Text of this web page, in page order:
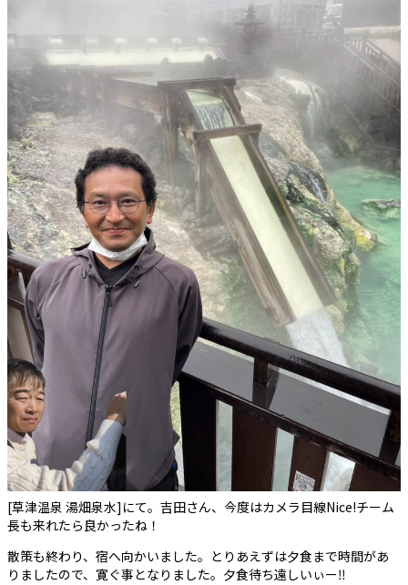
[草津温泉 湯畑泉水]にて。吉田さん、今度はカメラ目線Nice!チーム
長も来れたら良かったね！
散策も終わり、宿へ向かいました。とりあえずは夕食まで時間があ
りましたので、寛ぐ事となりました。夕食待ち遠しいぃー‼